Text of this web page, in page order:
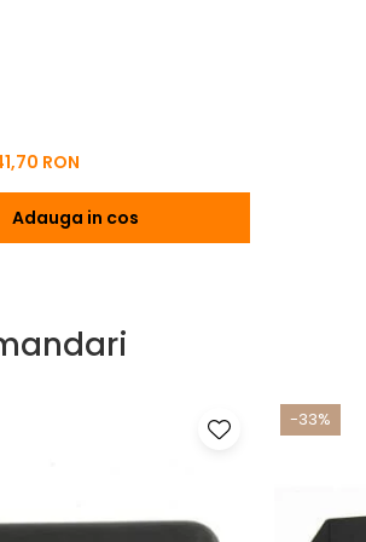
RON
Adauga in cos
-33%